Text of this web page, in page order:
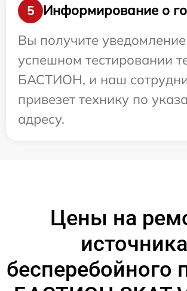
5
Информирование о
Вы получите
успешном тестировании
БАСТИОН, и наш
привезет технику по
адресу.
Цены на
источника
бесперебойного